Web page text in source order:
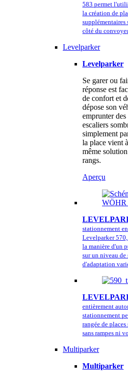
583 permet
la création de
supplémentaires
côté du
Levelparker
Levelparker
Se garer ou
réponse est
de confort et
dépose son
emprunter
escaliers
simplement
la place vient
même
rangs.
Aperçu
stationnement
Levelparker
la manière d'un
sur un niveau
d'adaptation
entièrement
stationnement
rangée de
sans rampes ni
Multiparker
Multiparker